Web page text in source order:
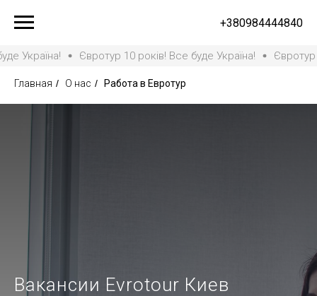
+380984444840
Євротур 10 років! Все буде Україна! Євротур 10
Главная / О нас / Работа в Евротур
Вакансии Evrotour Киев